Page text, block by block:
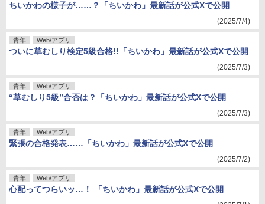
ちいかわの様子が……？「ちいかわ」最新話が公式Xで公開
(2025/7/4)
青年 Web/アプリ
ついに草むしり検定5級合格!!「ちいかわ」最新話が公式Xで公開
(2025/7/3)
青年 Web/アプリ
“草むしり5級”合否は？「ちいかわ」最新話が公式Xで公開
(2025/7/3)
青年 Web/アプリ
緊張の合格発表……「ちいかわ」最新話が公式Xで公開
(2025/7/2)
青年 Web/アプリ
心配ってつらいッ…！ 「ちいかわ」最新話が公式Xで公開